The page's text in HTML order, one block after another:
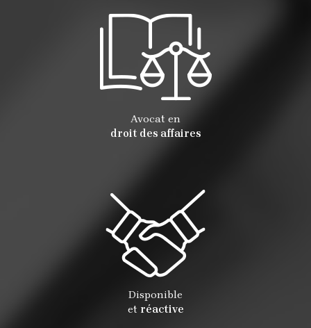
Avocat en
droit des affaires
Disponible
et réactive